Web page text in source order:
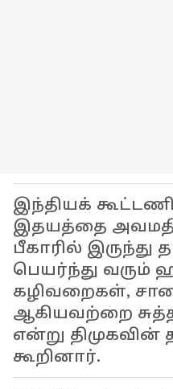
இந்தியக்
இதயத்தை
பீகாரில் இருந்து
பெயர்ந்து வரும்
கழிவறைகள்,
ஆகியவற்றை
என்று திமுகவின்
கூறினார்.